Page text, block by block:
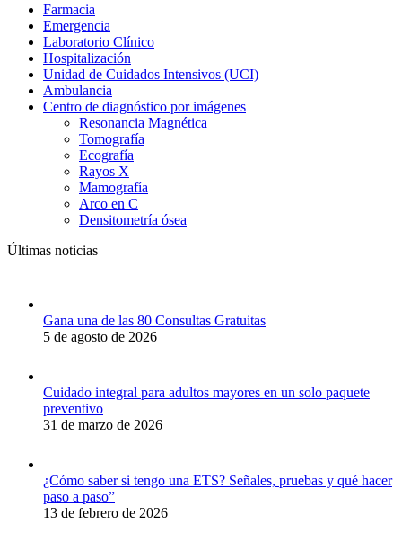
opens
new
window
opens
new
window
opens
new
window
Farmacia
Emergencia
Laboratorio Clínico
Hospitalización
Unidad de Cuidados Intensivos (UCI)
Ambulancia
Centro de diagnóstico por imágenes
Resonancia Magnética
Tomografía
Ecografía
Rayos X
Mamografía
Arco en C
Densitometría ósea
Últimas noticias
Gana una de las 80 Consultas Gratuitas
5 de agosto de 2026
Cuidado integral para adultos mayores en un solo paquete
preventivo
31 de marzo de 2026
¿Cómo saber si tengo una ETS? Señales, pruebas y qué hacer
paso a paso”
13 de febrero de 2026